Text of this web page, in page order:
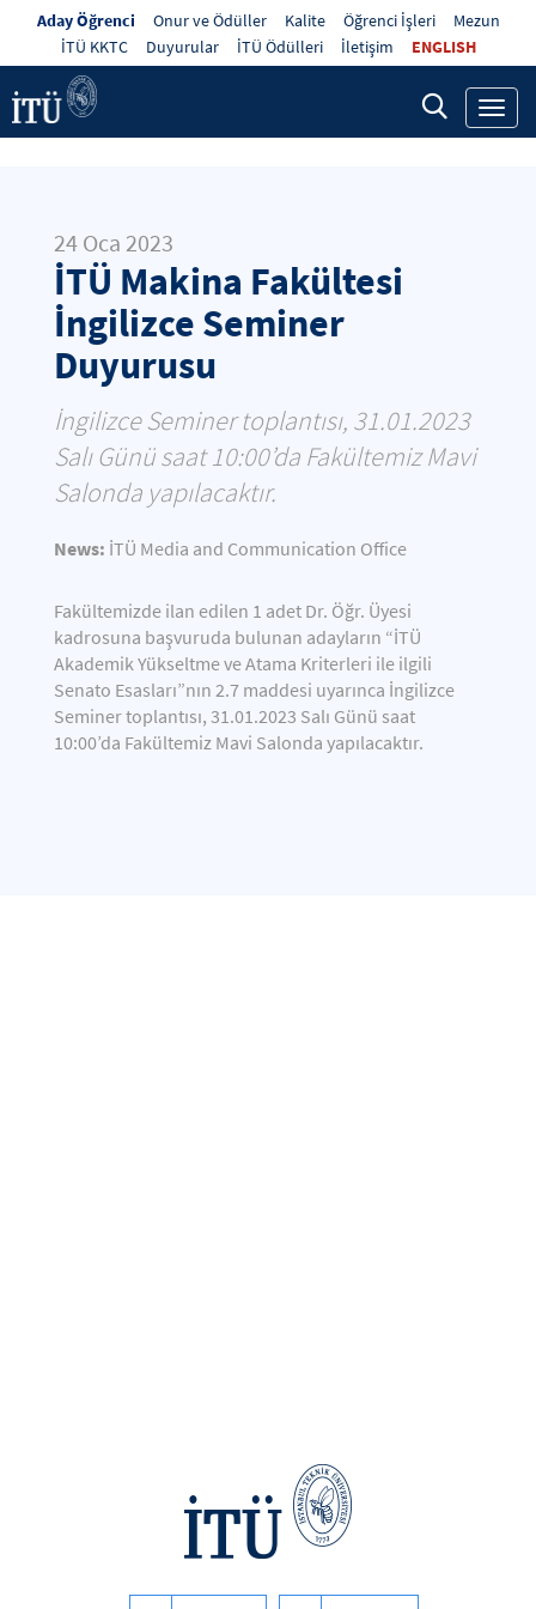
Aday Öğrenci Onur ve Ödüller Kalite Öğrenci İşleri
Mezun
İTÜ KKTC
Duyurular İTÜ Ödülleri İletişim ENGLISH
24 Oca 2023
İTÜ Makina Fakültesi
İngilizce Seminer
Duyurusu
İngilizce Seminer toplantısı, 31.01.2023
Salı Günü saat 10:00’da Fakültemiz Mavi
Salonda yapılacaktır.
News: İTÜ Media and Communication Office
Fakültemizde ilan edilen 1 adet Dr. Öğr. Üyesi
kadrosuna başvuruda bulunan adayların “İTÜ
Akademik Yükseltme ve Atama Kriterleri ile ilgili
Senato Esasları”nın 2.7 maddesi uyarınca İngilizce
Seminer toplantısı, 31.01.2023 Salı Günü saat
10:00’da Fakültemiz Mavi Salonda yapılacaktır.